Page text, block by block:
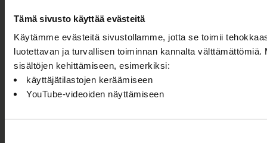
Tämä sivusto käyttää evästeitä
Käytämme evästeitä sivustollamme, jotta se toimii
luotettavan ja turvallisen toiminnan kannalta
sisältöjen kehittämiseen, esimerkiksi:
käyttäjätilastojen keräämiseen
YouTube-videoiden näyttämiseen
Rimbert-avustusjärjestelmä
Turvallisemman tilan periaatteet
Saavutettavuusseloste